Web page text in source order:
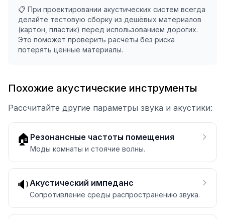
📋 При проектировании акустических систем всегда
делайте тестовую сборку из дешёвых материалов
(картон, пластик) перед использованием дорогих.
Это поможет проверить расчёты без риска
потерять ценные материалы.
Похожие акустические инструменты
Рассчитайте другие параметры звука и акустики:
🏠 Резонансные частоты помещения
Моды комнаты и стоячие волны.
🔉 Акустический импеданс
Сопротивление среды распространению звука.